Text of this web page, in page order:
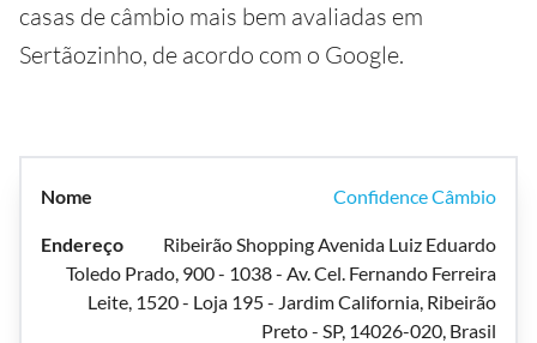
casas de câmbio mais bem avaliadas em
Sertãozinho, de acordo com o Google.
Confidence Câmbio
Ribeirão Shopping Avenida Luiz Eduardo
Toledo Prado, 900 - 1038 - Av. Cel. Fernando Ferreira
Leite, 1520 - Loja 195 - Jardim California, Ribeirão
Preto - SP, 14026-020, Brasil